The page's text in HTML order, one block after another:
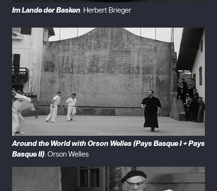
Im Lande der Basken . Herbert Brieger
Around the World with Orson Welles (Pays Basque I + Pays
Basque II). Orson Welles